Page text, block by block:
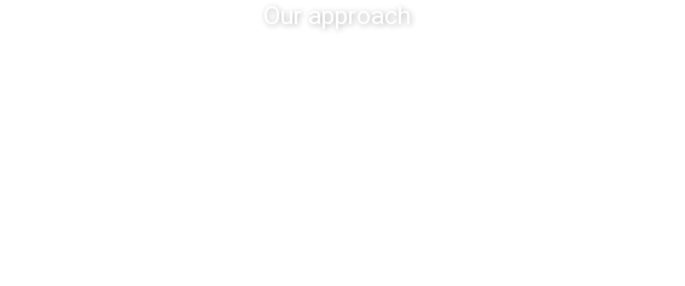
Our approach